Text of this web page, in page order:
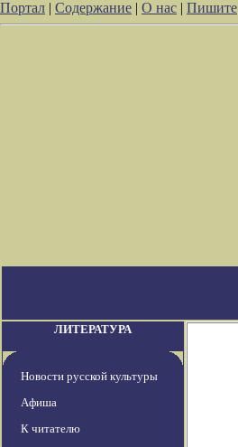
Портал | Содержание | О нас | Пишите
ЛИТЕРАТУРА
Новости русской культуры
Афиша
К читателю